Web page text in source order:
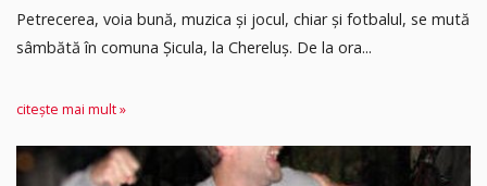
Petrecerea, voia bună, muzica și jocul, chiar și fotbalul, se mută
sâmbătă în comuna Șicula, la Chereluș. De la ora...
citește mai mult »